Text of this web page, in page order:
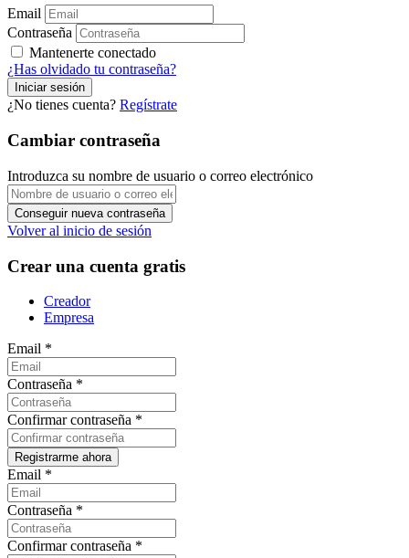
Email
Contraseña
Mantenerte conectado
¿Has olvidado tu contraseña?
¿No tienes cuenta? Regístrate
Cambiar contraseña
Introduzca su nombre de usuario o correo electrónico
Volver al inicio de sesión
Crear una cuenta gratis
Creador
Empresa
Email *
Contraseña *
Confirmar contraseña *
Email *
Contraseña *
Confirmar contraseña *